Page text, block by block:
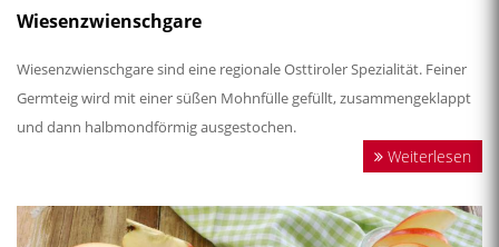
Wiesenzwienschgare
Wiesenzwienschgare sind eine regionale Osttiroler Spezialität. Feiner
Germteig wird mit einer süßen Mohnfülle gefüllt, zusammengeklappt
und dann halbmondförmig ausgestochen.
Weiterlesen